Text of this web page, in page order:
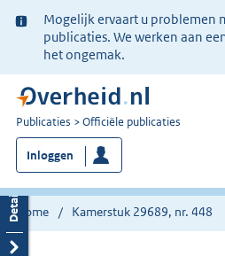
Ter
informatie:
Mogelijk ervaart u problemen
publicaties. We werken aan
het ongemak.
U
bent
nu
hier:
Publicaties Officiële publicaties
Inloggen
Home Kamerstuk 29689, nr. 448